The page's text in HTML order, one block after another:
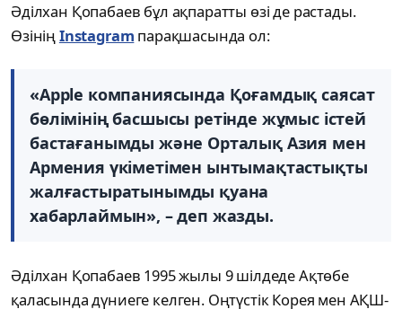
Әділхан Қопабаев бұл ақпаратты өзі де растады.
ӨзініңInstagram парақшасында ол:
«Apple компаниясында Қоғамдық саясат
бөлімінің басшысы ретінде жұмыс істей
бастағанымды және Орталық Азия мен
Армения үкіметімен ынтымақтастықты
жалғастыратынымды қуана
хабарлаймын», – деп жазды.
Әділхан Қопабаев 1995 жылы 9 шілдеде Ақтөбе
қаласында дүниеге келген. Оңтүстік Корея мен АҚШ-